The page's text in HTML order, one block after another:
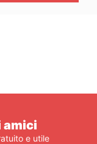
amici
e utile